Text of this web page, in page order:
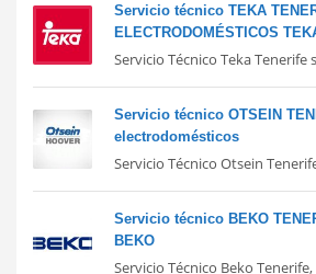
Servicio técnico TEKA
ELECTRODOMÉSTICOS
Servicio Técnico Teka Tenerife
Servicio técnico OTSEIN
electrodomésticos
Servicio Técnico Otsein
Servicio técnico BEKO
BEKO
Servicio Técnico Beko